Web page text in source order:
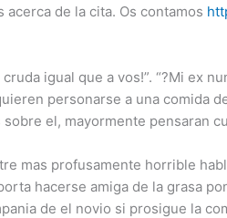
de la cita. Os contamos
igual que a vos!”. “?Mi ex
personarse a una
el, mayormente pensaran
mas profusamente horrible
hacerse amiga de la grasa
de el novio si prosigue la